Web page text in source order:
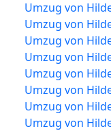
Umzug von
Umzug von
Umzug von
Umzug von
Umzug von
Umzug von
Umzug von
Umzug von